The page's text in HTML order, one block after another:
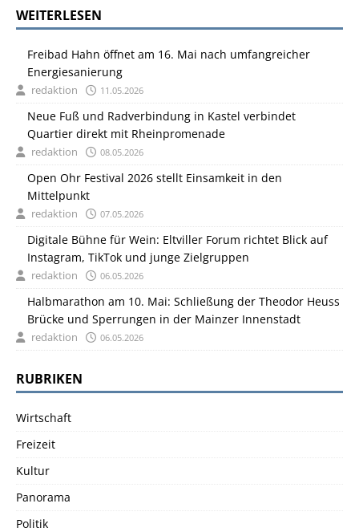
WEITERLESEN
Freibad Hahn öffnet am 16. Mai nach umfangreicher
Energiesanierung
redaktion 11.05.2026
Neue Fuß und Radverbindung in Kastel verbindet
Quartier direkt mit Rheinpromenade
redaktion 08.05.2026
Open Ohr Festival 2026 stellt Einsamkeit in den
Mittelpunkt
redaktion 07.05.2026
Digitale Bühne für Wein: Eltviller Forum richtet Blick auf
Instagram, TikTok und junge Zielgruppen
redaktion 06.05.2026
Halbmarathon am 10. Mai: Schließung der Theodor Heuss
Brücke und Sperrungen in der Mainzer Innenstadt
redaktion 06.05.2026
RUBRIKEN
Wirtschaft
Freizeit
Kultur
Panorama
Politik